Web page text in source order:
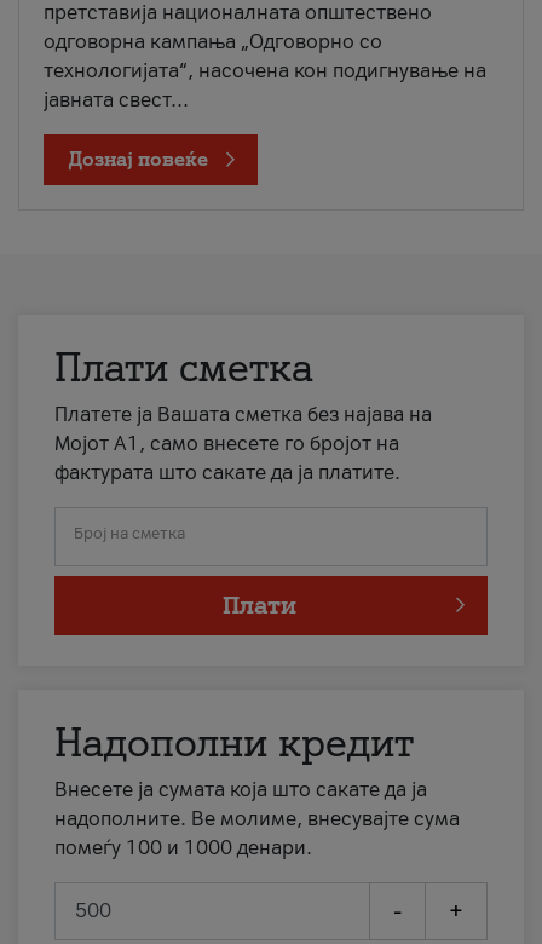
претставија националната општествено
одговорна кампања „Одговорно со
технологијата“, насочена кон подигнување на
јавната свест...
Дознај повеќе
Плати сметка
Платете ја Вашата сметка без најава на
Мојот А1, само внесете го бројот на
фактурата што сакате да ја платите.
Број на сметка
Плати
Надополни кредит
Внесете ја сумата која што сакате да ја
надополните. Ве молиме, внесувајте сума
помеѓу 100 и 1000 денари.
- +